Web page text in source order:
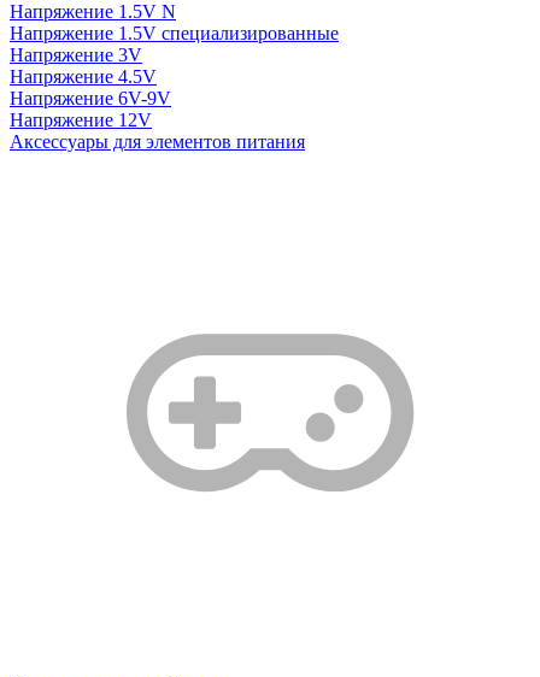
Напряжение 1.5V N
Напряжение 1.5V специализированные
Напряжение 3V
Напряжение 4.5V
Напряжение 6V-9V
Напряжение 12V
Аксессуары для элементов питания